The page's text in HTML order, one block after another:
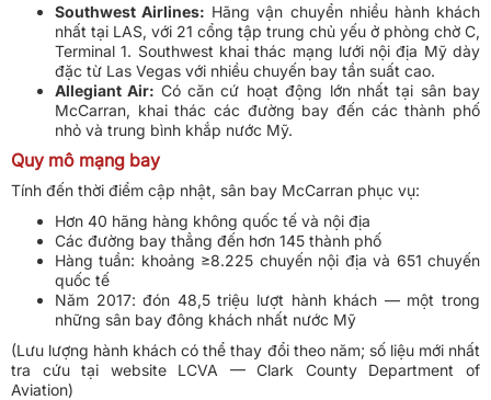
Southwest Airlines: Hãng vận chuyển nhiều hành khách
nhất tại LAS, với 21 cổng tập trung chủ yếu ở phòng chờ C,
Terminal 1. Southwest khai thác mạng lưới nội địa Mỹ dày
đặc từ Las Vegas với nhiều chuyến bay tần suất cao.
Allegiant Air: Có căn cứ hoạt động lớn nhất tại sân bay
McCarran, khai thác các đường bay đến các thành phố
nhỏ và trung bình khắp nước Mỹ.
Quy mô mạng bay
Tính đến thời điểm cập nhật, sân bay McCarran phục vụ:
Hơn 40 hãng hàng không quốc tế và nội địa
Các đường bay thẳng đến hơn 145 thành phố
Hàng tuần: khoảng ≥8.225 chuyến nội địa và 651 chuyến
quốc tế
Năm 2017: đón 48,5 triệu lượt hành khách — một trong
những sân bay đông khách nhất nước Mỹ
(Lưu lượng hành khách có thể thay đổi theo năm; số liệu mới nhất
tra cứu tại website LCVA — Clark County Department of
Aviation)